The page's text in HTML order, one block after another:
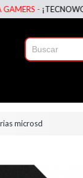
-¡TECNOWOW!
microsd